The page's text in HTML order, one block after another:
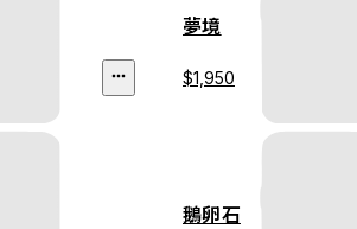
夢境
$1,950
鵝卵石